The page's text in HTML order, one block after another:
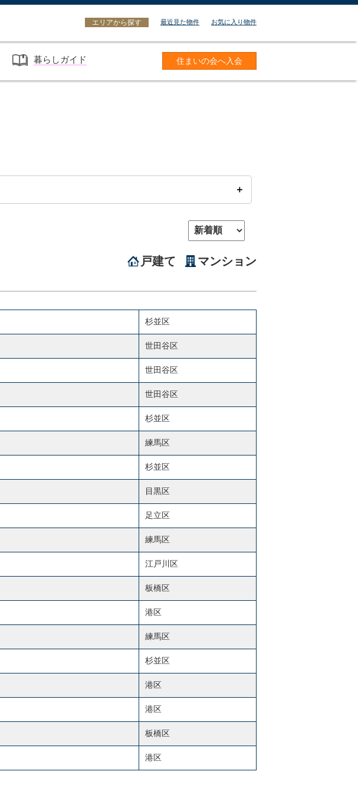
エリアから探す 最近見た物件 お気に入り物件
住まいの会へ入会
暮らしガイド
戸建て マンション
杉並区
世田谷区
世田谷区
世田谷区
杉並区
練馬区
杉並区
目黒区
足立区
練馬区
江戸川区
板橋区
港区
練馬区
杉並区
港区
港区
板橋区
港区